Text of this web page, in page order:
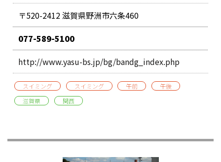
〒520-2412 滋賀県野洲市六条460
077-589-5100
http://www.yasu-bs.jp/bg/bandg_index.php
スイミング スイミング 午前
午後
滋賀県
関西